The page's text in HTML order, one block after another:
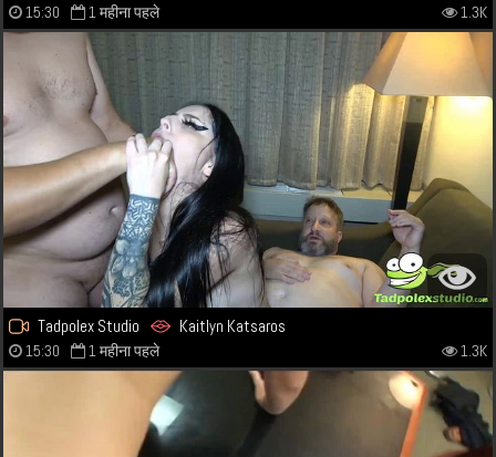
15:30 1 महीना पहले 1.3K
Tadpolex Studio Kaitlyn Katsaros
15:30 1 महीना पहले 1.3K